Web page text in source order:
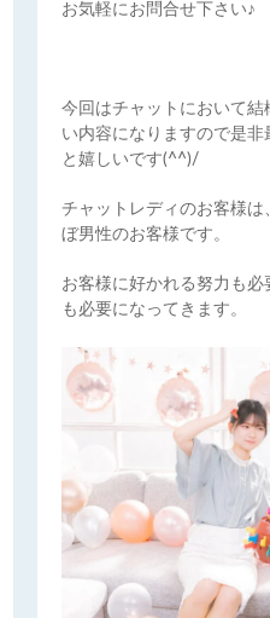
お気軽にお問合せ下さい♪
今回はチャットにおいて
い内容になりますので是
と嬉しいです(^^)/
チャットレディのお客様
ぼ男性のお客様です。
お客様に好かれる努力も
も必要になってきます。